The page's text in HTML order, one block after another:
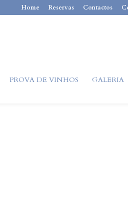
Home Reservas Contactos
PROVA DE VINHOS GALERIA